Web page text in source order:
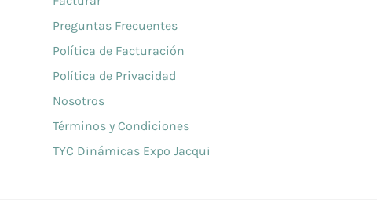
Preguntas Frecuentes
Política de Facturación
Política de Privacidad
Nosotros
Términos y Condiciones
TYC Dinámicas Expo Jacqui